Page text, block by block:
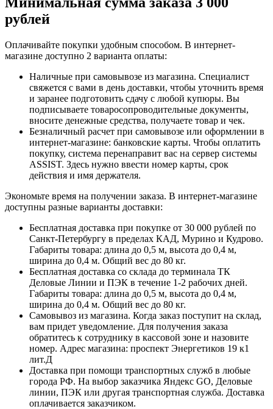
рублей
Оплачивайте покупки удобным способом. В интернет-
магазине доступно 2 варианта оплаты:
Наличные при самовывозе из магазина. Специалист
свяжется с вами в день доставки, чтобы уточнить время
и заранее подготовить сдачу с любой купюры. Вы
подписываете товаросопроводительные документы,
вносите денежные средства, получаете товар и чек.
Безналичный расчет при самовывозе или оформлении в
интернет-магазине: банковские карты. Чтобы оплатить
покупку, система перенаправит вас на сервер системы
ASSIST. Здесь нужно ввести номер карты, срок
действия и имя держателя.
Экономьте время на получении заказа. В интернет-магазине
доступны разные варианты доставки:
Бесплатная доставка при покупке от 30 000 рублей по
Санкт-Петербургу в пределах КАД, Мурино и Кудрово.
Габариты товара: длина до 0,5 м, высота до 0,4 м,
ширина до 0,4 м. Общий вес до 80 кг.
Бесплатная доставка со склада до терминала ТК
Деловые Линии и ПЭК в течение 1-2 рабочих дней.
Габариты товара: длина до 0,5 м, высота до 0,4 м,
ширина до 0,4 м. Общий вес до 80 кг.
Самовывоз из магазина. Когда заказ поступит на склад,
вам придет уведомление. Для получения заказа
обратитесь к сотруднику в кассовой зоне и назовите
номер. Адрес магазина: проспект Энергетиков 19 к1
лит.Д
Доставка при помощи транспортных служб в любые
города РФ. На выбор заказчика Яндекс GO, Деловые
линии, ПЭК или другая транспортная служба. Доставка
оплачивается заказчиком.